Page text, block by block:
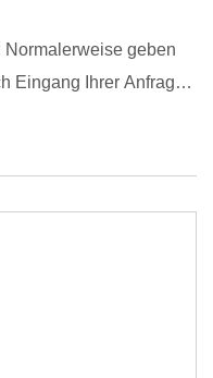
Eingang Ihrer Anfrage